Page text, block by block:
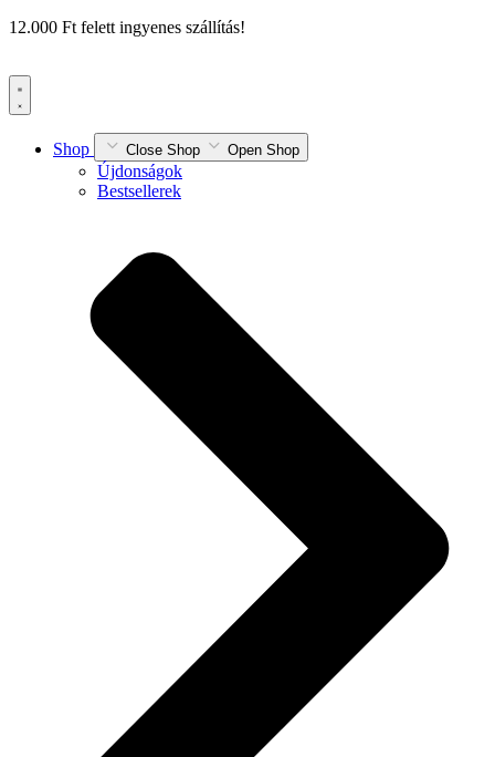
Ugrás
12.000 Ft felett ingyenes szállítás!
Shop Close Shop Open Shop
Újdonságok
Bestsellerek